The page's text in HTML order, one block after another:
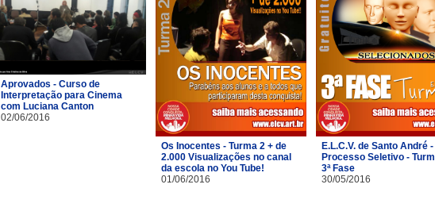
Aprovados - Curso de
Interpretação para Cinema
com Luciana Canton
02/06/2016
Os Inocentes - Turma 2 + de
2.000 Visualizações no canal
da escola no You Tube!
01/06/2016
E.L.C.V. de Santo André -
Processo Seletivo -
3ª Fase
30/05/2016